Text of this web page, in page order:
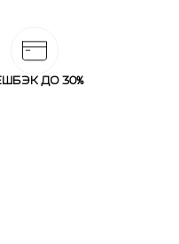
ДО 30%